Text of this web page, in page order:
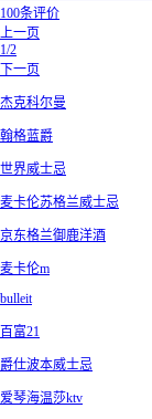
100条评价
上一页
1/2
下一页
杰克科尔曼
翰格蓝爵
世界威士忌
麦卡伦苏格兰威士忌
京东格兰御鹿洋酒
麦卡伦m
bulleit
百富21
爵仕波本威士忌
爱琴海温莎ktv